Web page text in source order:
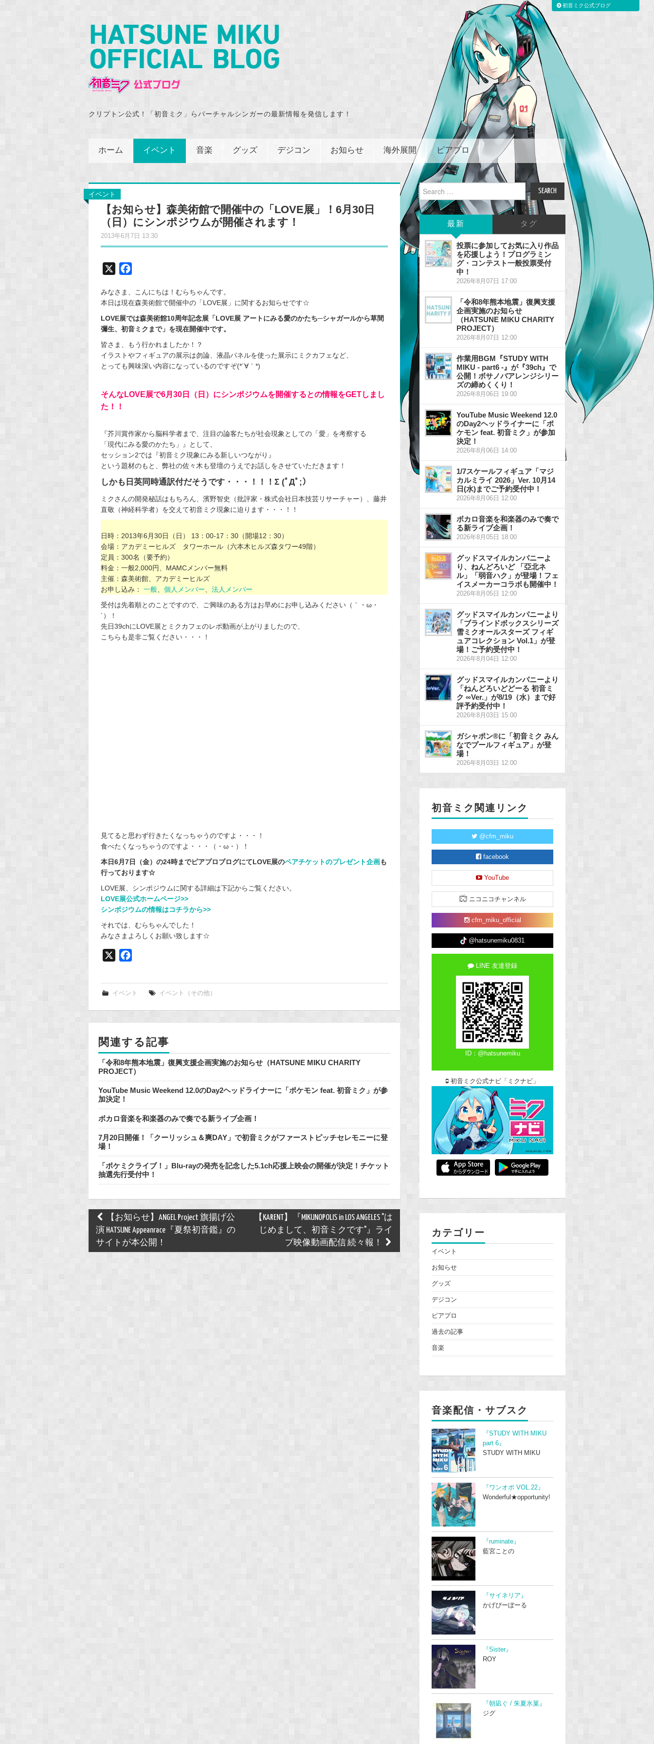
クリプトン公式！「初音ミク」らバーチャルシンガーの最新情報を発信します！
ホーム イベント 音楽 グッズ デジコン お知らせ 海外展開 ピアプロ
イベント
【お知らせ】森美術館で開催中の「LOVE展」！6月30日
（日）にシンポジウムが開催されます！
2013年6月7日 13:30
c
e
b
o
o
k
みなさま、こんにちは！むらちゃんです。
本日は現在森美術館で開催中の「LOVE展」に関するお知らせです☆
LOVE展では森美術館10周年記念展「LOVE展 アートにみる愛のかたち─シャガールから草間
彌生、初音ミクまで」を現在開催中です。
皆さま、もう行かれましたか！？
イラストやフィギュアの展示は勿論、液晶パネルを使った展示にミクカフェなど、
とっても興味深い内容になっているのですぞ(*´∀｀*)
そんなLOVE展で6月30日（日）にシンポジウムを開催するとの情報をGETしまし
た！！
『芥川賞作家から脳科学者まで、注目の論客たちが社会現象としての「愛」を考察する
「現代にみる愛のかたち」』として、
セッション2では『初音ミク現象にみる新しいつながり』
という題材のもと、弊社の佐々木も登壇のうえでお話しをさせていただきます！
しかも日英同時通訳付だそうです・・・！！！Σ (ﾟДﾟ;）
ミクさんの開発秘話はもちろん、濱野智史（批評家・株式会社日本技芸リサーチャー）、藤井
直敬（神経科学者）を交えて初音ミク現象に迫ります・・・！！
日時：2013年6月30日（日） 13：00-17：30（開場12：30）
会場：アカデミーヒルズ タワーホール（六本木ヒルズ森タワー49階）
定員：300名（要予約）
料金：一般2,000円、MAMCメンバー無料
主催：森美術館、アカデミーヒルズ
お申し込み： 一般 個人メンバー
法人メンバー
受付は先着順とのことですので、ご興味のある方はお早めにお申し込みください（｀・ω・
´）！
先日39chにLOVE展とミクカフェのレポ動画が上がりましたので、
こちらも是非ご覧ください・・・！
見てると思わず行きたくなっちゃうのですよ・・・！
食べたくなっちゃうのですよ・・・（・ω・）！
本日6月7日（金）の24時までピアプロブログにてLOVE展のペアチケットのプレゼント企画も
行っております☆
LOVE展、シンポジウムに関する詳細は下記からご覧ください。
LOVE展公式ホームページ>>
シンポジウムの情報はコチラから>>
それでは、むらちゃんでした！
みなさまよろしくお願い致します☆
e
k
イベント イベント（その他）
関連する記事
「令和8年熊本地震」復興支援企画実施のお知らせ（HATSUNE MIKU CHARITY
PROJECT）
YouTube Music Weekend 12.0のDay2ヘッドライナーに「ポケモン feat. 初音ミク」が参
加決定！
ボカロ音楽を和楽器のみで奏でる新ライブ企画！
7月20日開催！「クーリッシュ＆爽DAY」で初音ミクがファーストピッチセレモニーに登
場！
「ポケミクライブ！」Blu-rayの発売を記念した5.1ch応援上映会の開催が決定！チケット
抽選先行受付中！
Post
navigation
【お知らせ】ANGEL Project 旗揚げ公
演 HATSUNE Appeanrace『夏祭初音鑑』の
サイトが本公開！
【KARENT】『MIKUNOPOLIS in LOS ANGELES "は
じめまして、初音ミクです"』ライ
ブ映像動画配信 続々報！
Search
for:
最新 タグ
投票に参加してお気に入り作品
を応援しよう！プログラミン
グ・コンテスト一般投票受付
中！
2026年8月07日 17:00
「令和8年熊本地震」復興支援
企画実施のお知らせ
（HATSUNE MIKU CHARITY
PROJECT）
2026年8月07日 12:00
作業用BGM『STUDY WITH
MIKU - part6 -』が『39ch』で
公開！ボサノバアレンジシリー
ズの締めくくり！
2026年8月06日 19:00
YouTube Music Weekend 12.0
のDay2ヘッドライナーに「ポ
ケモン feat. 初音ミク」が参加
決定！
2026年8月06日 14:00
1/7スケールフィギュア「マジ
カルミライ 2026」Ver. 10月14
日(水)までご予約受付中！
2026年8月06日 12:00
ボカロ音楽を和楽器のみで奏で
る新ライブ企画！
2026年8月05日 18:00
グッドスマイルカンパニーよ
り、ねんどろいど 「亞北ネ
ル」「弱音ハク」が登場！フェ
イスメーカーコラボも開催中！
2026年8月05日 12:00
グッドスマイルカンパニーより
「ブラインドボックスシリーズ
雪ミクオールスターズ フィギ
ュアコレクション Vol.1」が登
場！ご予約受付中！
2026年8月04日 12:00
グッドスマイルカンパニーより
「ねんどろいどどーる 初音ミ
ク ∞Ver.」が8/19（水）まで好
評予約受付中！
2026年8月03日 15:00
ガシャポン®に「初音ミク みん
なでプールフィギュア」が登
場！
2026年8月03日 12:00
初音ミク関連リンク
@cfm_miku
facebook
YouTube
ニコニコチャンネル
cfm_miku_official
@hatsunemiku0831
LINE 友達登録
ID：@hatsunemiku
初音ミク公式ナビ「ミクナビ」
カテゴリー
イベント
お知らせ
グッズ
デジコン
ピアプロ
過去の記事
音楽
音楽配信・サブスク
『STUDY WITH MIKU
part 6』
STUDY WITH MIKU
『ワンオポ VOL.22』
Wonderful★opportunity!
『ruminate』
藍宮ことの
『サイネリア』
かげぴーぼーる
『Sister』
ROY
『朝凪ぐ / 朱夏氷菓』
ジグ
初音ミク公式ブログ